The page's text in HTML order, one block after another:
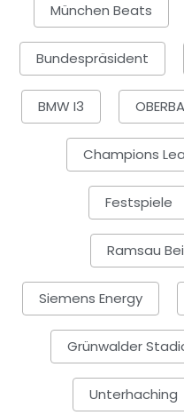
München Beats
Bundespräsident
BMW I3
Champions
Festspiele
Ramsau
Siemens Energy
Grünwalder
Unterhaching